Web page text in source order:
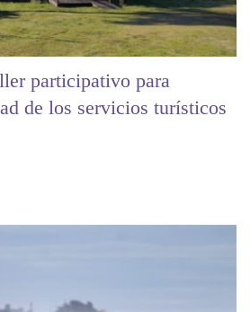
participativo para
de los servicios turísticos